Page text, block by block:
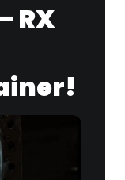
RX